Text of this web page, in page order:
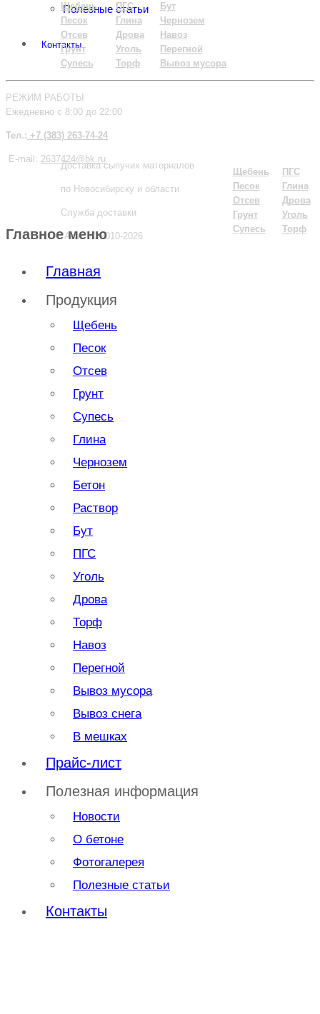
Полезные статьи
Контакты
Щебень
Песок
Отсев
Грунт
Супесь
ПГС
Глина
Дрова
Уголь
Торф
Бут
Чернозем
Навоз
Перегной
Вывоз мусора
РЕЖИМ РАБОТЫ
Ежедневно с 8:00 до 22:00
Тел.: +7 (383) 263-74-24
E-mail: 2637424@bk.ru
Доставка сыпучих материалов
по Новосибирску и области
Служба доставки
"Агат" © 2010-2026
Щебень
Песок
Отсев
Грунт
Супесь
ПГС
Глина
Дрова
Уголь
Торф
Главное меню
Главная
Продукция
Щебень
Песок
Отсев
Грунт
Супесь
Глина
Чернозем
Бетон
Раствор
Бут
ПГС
Уголь
Дрова
Торф
Навоз
Перегной
Вывоз мусора
Вывоз снега
В мешках
Прайс-лист
Полезная информация
Новости
О бетоне
Фотогалерея
Полезные статьи
Контакты